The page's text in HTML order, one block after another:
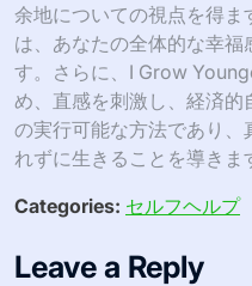
余地についての視点を得
は、あなたの全体的な幸福
す。さらに、I Grow
め、直感を刺激し、経済
の実行可能な方法であり
れずに生きることを導きま
Categories: セルフヘルプ
Leave a Reply